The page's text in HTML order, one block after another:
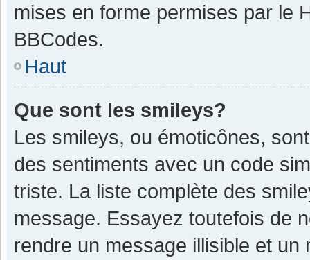
mises en forme permises par le
BBCodes.
Haut
Que sont les smileys?
Les smileys, ou émoticônes,
des sentiments avec un code
triste. La liste complète des
message. Essayez toutefois de
rendre un message illisible et